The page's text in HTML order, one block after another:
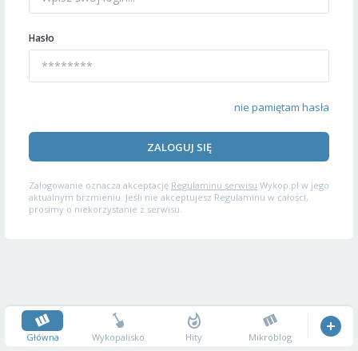
Hasło
nie pamiętam hasła
ZALOGUJ SIĘ
Zalogowanie oznacza akceptację Regulaminu serwisu Wykop.pl w jego
aktualnym brzmieniu. Jeśli nie akceptujesz Regulaminu w całości,
prosimy o niekorzystanie z serwisu.
Główna Wykopalisko Hity Mikroblog